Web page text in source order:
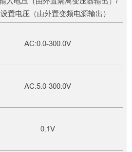
置电压（由外置变频电源输出）
AC:0.0-300.0V
AC:5.0-300.0V
0.1V